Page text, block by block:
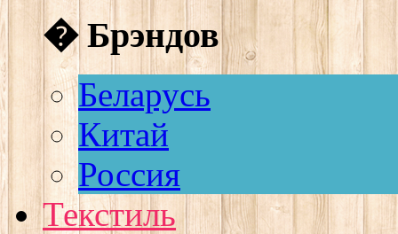
� Брэндов
Беларусь
Китай
Россия
Текстиль